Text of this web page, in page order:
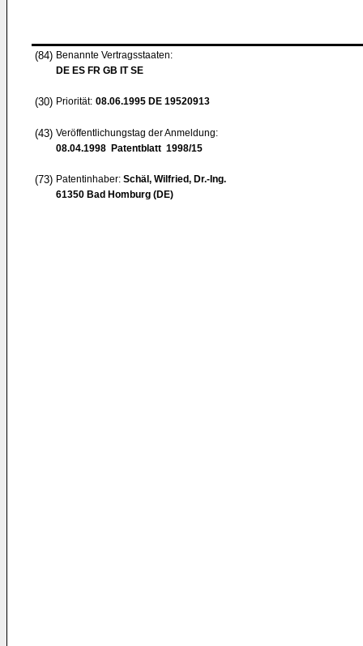
(84) Benannte Vertragsstaaten:
DE ES FR GB IT SE
(30) Priorität: 08.06.1995 DE 19520913
(43) Veröffentlichungstag der Anmeldung:
08.04.1998 Patentblatt 1998/15
(73) Patentinhaber: Schäl, Wilfried, Dr.-Ing.
61350 Bad Homburg (DE)